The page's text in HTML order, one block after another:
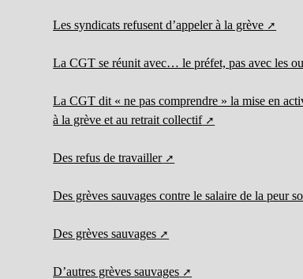
Les syndicats refusent d’appeler à la grève
La CGT se réunit avec… le préfet, pas avec les
La CGT dit « ne pas comprendre » la mise en
à la grève et au retrait collectif
Des refus de travailler
Des grèves sauvages contre le salaire de la peur
Des grèves sauvages
D’autres grèves sauvages